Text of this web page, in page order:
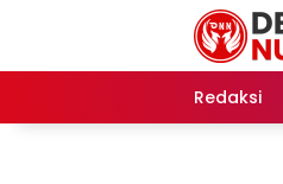
Redaksi